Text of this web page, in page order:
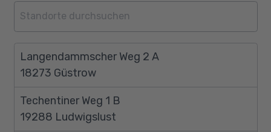
Langendammscher Weg 2 A
18273 Güstrow
Techentiner Weg 1 B
19288 Ludwigslust